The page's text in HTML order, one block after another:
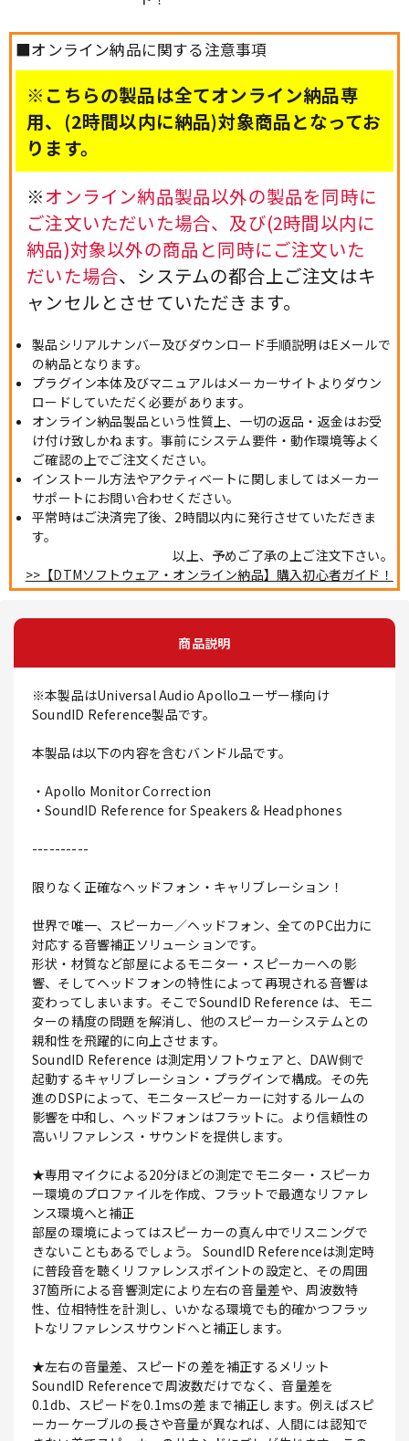
■オンライン納品に関する注意事項
※こちらの製品は全てオンライン納品専
用、(2時間以内に納品)対象商品となってお
ります。
※オンライン納品製品以外の製品を同時に
ご注文いただいた場合、及び(2時間以内に
納品)対象以外の商品と同時にご注文いた
だいた場合、システムの都合上ご注文はキ
ャンセルとさせていただきます。
製品シリアルナンバー及びダウンロード手順説明はEメールで
の納品となります。
プラグイン本体及びマニュアルはメーカーサイトよりダウン
ロードしていただく必要があります。
オンライン納品製品という性質上、一切の返品・返金はお受
け付け致しかねます。事前にシステム要件・動作環境等よく
ご確認の上でご注文ください。
インストール方法やアクティベートに関しましてはメーカー
サポートにお問い合わせください。
平常時はご決済完了後、2時間以内に発行させていただきま
す。
以上、予めご了承の上ご注文下さい。
>>【DTMソフトウェア・オンライン納品】購入初心者ガイド！
商品説明
※本製品はUniversal Audio Apolloユーザー様向け
SoundID Reference製品です。
本製品は以下の内容を含むバンドル品です。
・Apollo Monitor Correction
・SoundID Reference for Speakers & Headphones
----------
限りなく正確なヘッドフォン・キャリブレーション！
世界で唯一、スピーカー／ヘッドフォン、全てのPC出力に
対応する音響補正ソリューションです。
形状・材質など部屋によるモニター・スピーカーへの影
響、そしてヘッドフォンの特性によって再現される音響は
変わってしまいます。そこでSoundID Reference は、モニ
ターの精度の問題を解消し、他のスピーカーシステムとの
親和性を飛躍的に向上させます。
SoundID Reference は測定用ソフトウェアと、DAW側で
起動するキャリブレーション・プラグインで構成。その先
進のDSPによって、モニタースピーカーに対するルームの
影響を中和し、ヘッドフォンはフラットに。より信頼性の
高いリファレンス・サウンドを提供します。
★専用マイクによる20分ほどの測定でモニター・スピーカ
ー環境のプロファイルを作成、フラットで最適なリファレ
ンス環境へと補正
部屋の環境によってはスピーカーの真ん中でリスニングで
きないこともあるでしょう。 SoundID Referenceは測定時
に普段音を聴くリファレンスポイントの設定と、その周囲
37箇所による音響測定により左右の音量差や、周波数特
性、位相特性を計測し、いかなる環境でも的確かつフラッ
トなリファレンスサウンドへと補正します。
★左右の音量差、スピードの差を補正するメリット
SoundID Referenceで周波数だけでなく、音量差を
0.1db、スピードを0.1msの差まで補正します。例えばスピ
ーカーケーブルの長さや音量が異なれば、人間には認知で